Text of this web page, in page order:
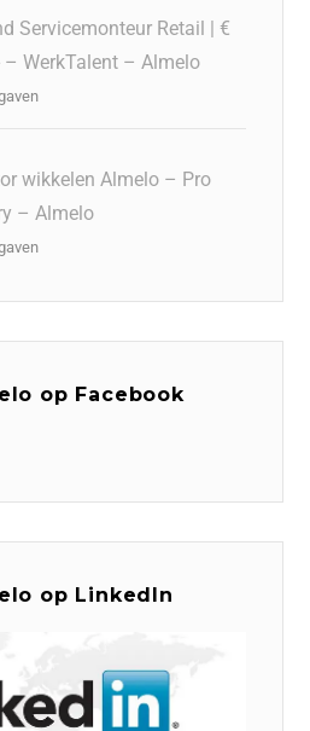
Servicemonteur Retail | €
– WerkTalent – Almelo
wikkelen Almelo – Pro
– Almelo
op Facebook
op LinkedIn